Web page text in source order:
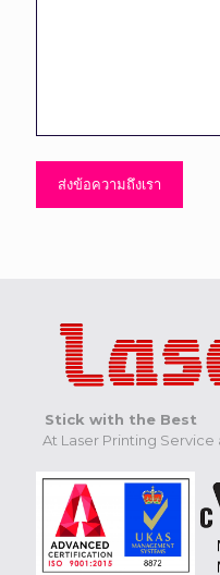
Stick with the Best
At Laser Printing Service